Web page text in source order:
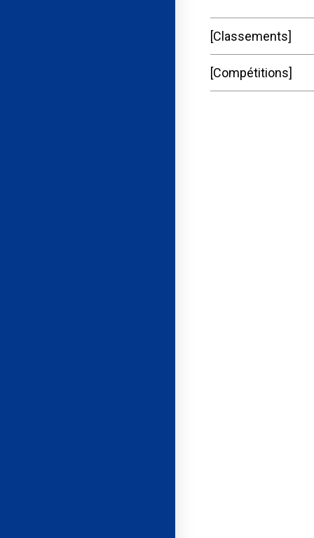
Classements
Compétitions